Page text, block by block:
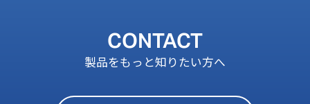
CONTACT
製品をもっと知りたい方へ